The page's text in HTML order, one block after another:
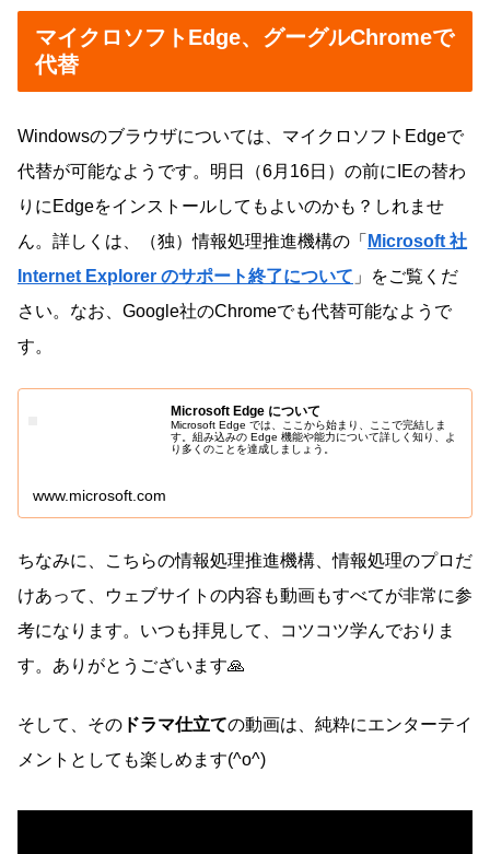
マイクロソフトEdge、グーグルChromeで
代替
Windowsのブラウザについては、マイクロソフトEdgeで
代替が可能なようです。明日（6月16日）の前にIEの替わ
りにEdgeをインストールしてもよいのかも？しれませ
ん。詳しくは、（独）情報処理推進機構の「 Microsoft 社
Internet Explorer のサポート終了について 」をご覧くだ
さい。なお、Google社のChromeでも代替可能なようで
す。
Microsoft Edge について
Microsoft Edge では、ここから始まり、ここで完結しま
す。組み込みの Edge 機能や能力について詳しく知り、よ
り多くのことを達成しましょう。
www.microsoft.com
ちなみに、こちらの情報処理推進機構、情報処理のプロだ
けあって、ウェブサイトの内容も動画もすべてが非常に参
考になります。いつも拝見して、コツコツ学んでおりま
す。ありがとうございます🙏
そして、その ドラマ仕立ての動画は、純粋にエンターテイ
メントとしても楽しめます(^o^)